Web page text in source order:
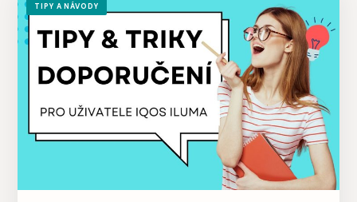
TIPY A NÁVODY